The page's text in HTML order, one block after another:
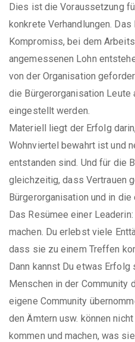
Dies ist die Voraussetzung
konkrete Verhandlungen.
Kompromiss, bei dem
angemessenen Lohn
von der Organisation
die Bürgerorganisation Leute
eingestellt werden.
Materiell liegt der Erfolg
Wohnviertel bewahrt ist und
entstanden sind. Und für die
gleichzeitig, dass Vertrauen
Bürgerorganisation und in die
Das Resümee einer
machen. Du erlebst viele
dass sie zu einem Treffen
Dann kannst Du etwas
Menschen in der Community
eigene Community
den Ämtern usw. können
kommen und machen, was